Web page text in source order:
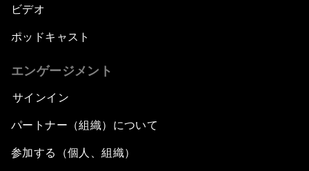
ビデオ
ポッドキャスト
エンゲージメント
サインイン
パートナー（組織）について
参加する（個人、組織）